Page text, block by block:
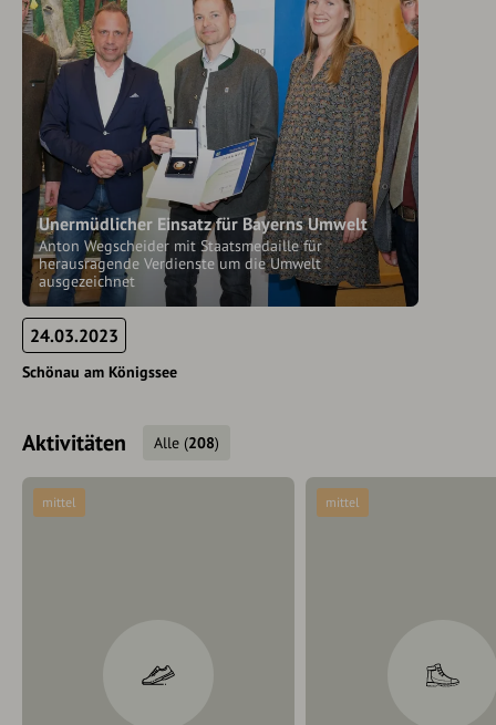
Unermüdlicher Einsatz für Bayerns Umwelt
Anton Wegscheider mit Staatsmedaille für
herausragende Verdienste um die Umwelt
ausgezeichnet
24.03.2023
Schönau am Königssee
Aktivitäten Alle (208)
mittel mittel